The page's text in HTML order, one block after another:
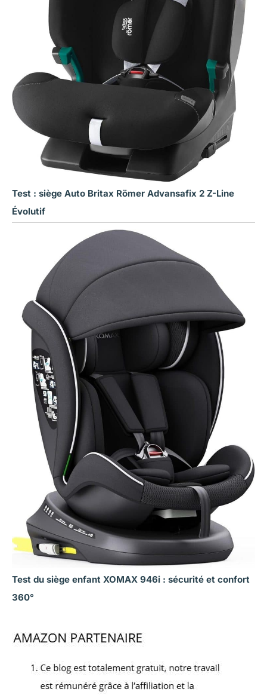
Test : siège Auto Britax Römer Advansafix 2 Z-Line
Évolutif
Test du siège enfant XOMAX 946i : sécurité et confort
360°